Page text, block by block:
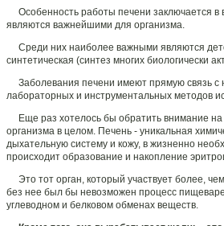
Особенность работы печени заключается
являются важнейшими для организма.
Среди них наиболее важными являются
синтетическая (синтез многих биологически
Заболевания печени имеют прямую связь с
лабораторных и инструментальных методов
Еще раз хотелось бы обратить внимание на
организма в целом. Печень - уникальная
дыхательную систему и кожу, в жизненно
происходит образование и накопление
Это тот орган, который участвует более,
без нее был бы невозможен процесс
углеводном и белковом обменах веществ.